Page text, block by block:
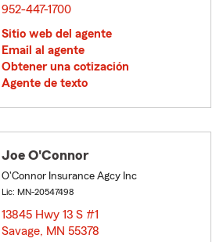
952-447-1700
Sitio web del agente
Email al agente
Obtener una cotización
Agente de texto
Joe O'Connor
O'Connor Insurance Agcy Inc
Lic: MN-20547498
13845 Hwy 13 S #1
Savage, MN 55378